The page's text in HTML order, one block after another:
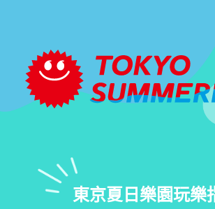
TOP
交通方式
東京夏日樂園玩樂